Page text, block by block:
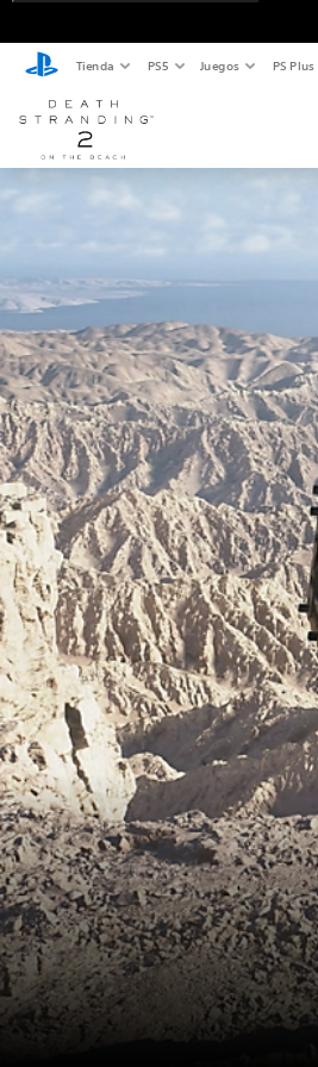
Tienda PS5 Juegos PS Plus